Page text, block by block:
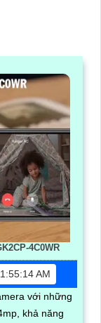
4C0WR
AM
với những
khả năng